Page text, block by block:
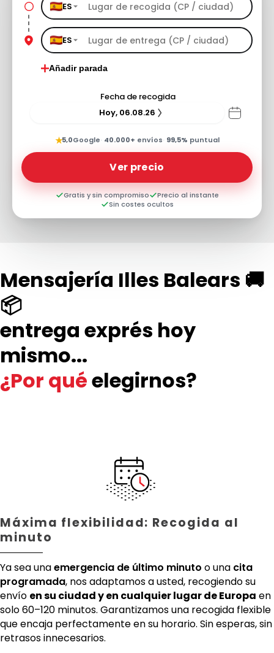
ES
ES
Añadir parada
Fecha de recogida
Hoy, 06.08.26
★5,0Google· 40.000+ envíos· 99,5% puntual
Ver precio
Gratis y sin compromiso
Precio al instante
Sin costes ocultos
Mensajería Illes Balears 🚚
📦
entrega exprés hoy
mismo...
¿Por quéelegirnos?
Máxima flexibilidad: Recogida al
minuto
Ya sea unaemergencia de último minuto o una cita
programada, nos adaptamos a usted, recogiendo su
envío en su ciudad y en cualquier lugar de Europa en
solo 60–120 minutos. Garantizamos una recogida flexible
que encaja perfectamente en su horario. Sin esperas, sin
retrasos innecesarios.